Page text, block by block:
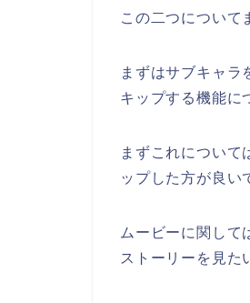
この二つについて
まずはサブキャラ
キップする機能に
まずこれについて
ップした方が良い
ムービーに関して
ストーリーを見た